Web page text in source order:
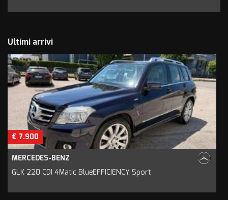
Ultimi arrivi
€ 7.900
MERCEDES-BENZ
GLK 220 CDI 4Matic BlueEFFICIENCY Sport